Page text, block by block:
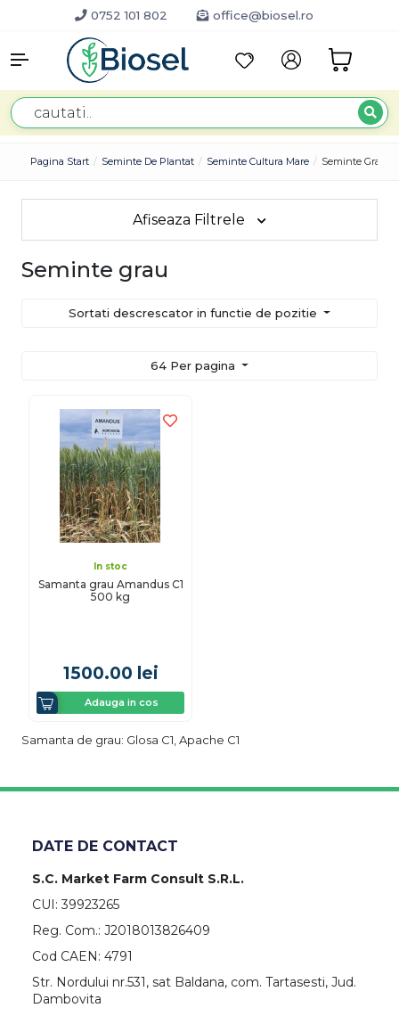
0752 101 802 office@biosel.ro
Pagina Start Seminte De Plantat Seminte Cultura Mare Seminte Grau
Afiseaza Filtrele
Seminte grau
Sortati descrescator in functie de pozitie
64 Per pagina
In stoc
Samanta grau Amandus C1
500 kg
1500.00 lei
Adauga in cos
Samanta de grau: Glosa C1, Apache C1
DATE DE CONTACT
S.C. Market Farm Consult S.R.L.
CUI: 39923265
Reg. Com.: J2018013826409
Cod CAEN: 4791
Str. Nordului nr.531, sat Baldana, com. Tartasesti, Jud.
Dambovita